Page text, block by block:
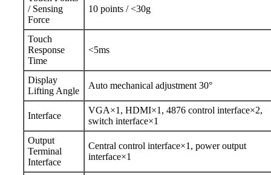
/ Sensing
Force
10 points / <30g
Touch
Response
Time
<5ms
Display
Lifting Angle
Auto mechanical adjustment 30°
Interface
VGA×1, HDMI×1, 4876 control interface×2,
switch interface×1
Output
Terminal
Interface
Central control interface×1, power output
interface×1